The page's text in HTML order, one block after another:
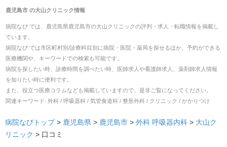
鹿児島市の大山クリニック情報
病院なび では、 鹿児島県鹿児島市の大山クリニックの評判・求人・転職情報を掲載し
ています。
病院なび では市区町村別/診療科目別に病院・医院・薬局を探せるほか、予約ができる
医療機関や、キーワードでの検索も可能です。
病院を探したい時、診療時間を調べたい時、医師求人や看護師求人、薬剤師求人情報
を知りたい時に便利です。
また、役立つ医療コラムなども掲載していますので、是非ご覧になってください。
関連キーワード: 外科 / 呼吸器科 / 気管食道科 / 整形外科 / クリニック / かかりつけ
病院なびトップ > 鹿児島県 > 鹿児島市 > 外科 呼吸器内科 > 大山ク
リニック > 口コミ